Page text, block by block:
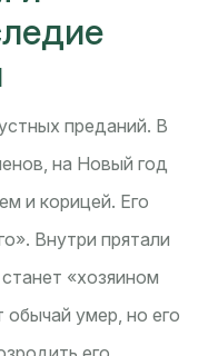
преданий. В
на Новый год
и корицей. Его
Внутри прятали
«хозяином
умер, но его